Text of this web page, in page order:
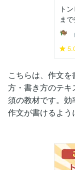
ト
ま
こちらは、作文
方・書き方のテ
須の教材です。
作文が書けるよう